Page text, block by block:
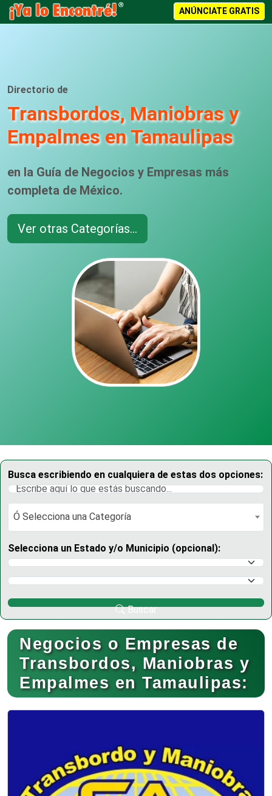
ANÚNCIATE GRATIS
Directorio de
Transbordos, Maniobras y
Empalmes en Tamaulipas
en la Guía de Negocios y Empresas más
completa de México.
Ver otras Categorías...
Busca escribiendo en cualquiera de estas dos opciones:
Ó Selecciona una Categoría
Ó Selecciona una Categoría
Selecciona un Estado y/o Municipio (opcional):
Selecciona un Estado
Selecciona un Municipio
Buscar
Negocios o Empresas de
Transbordos, Maniobras y
Empalmes en Tamaulipas: